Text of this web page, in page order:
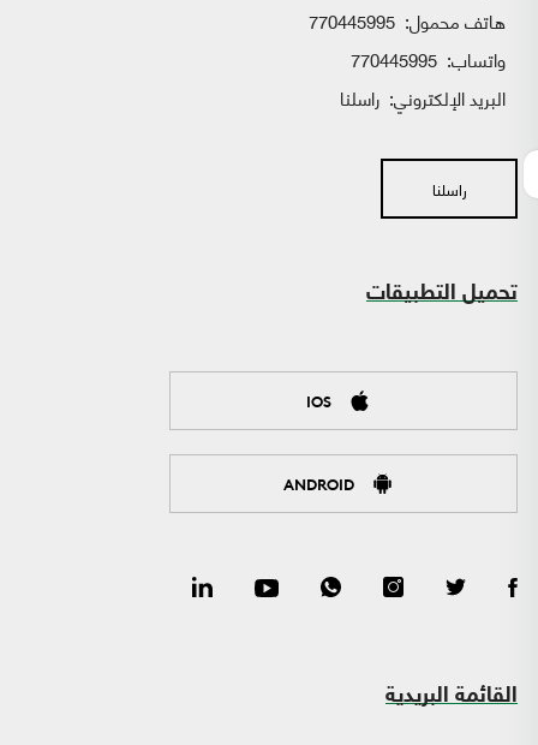
هاتف محمول: 770445995
واتساب:
البريد الإلكتروني: راسلنا
راسلنا
تحميل التطبيقات
IOS
ANDROID
القائمة البريدية